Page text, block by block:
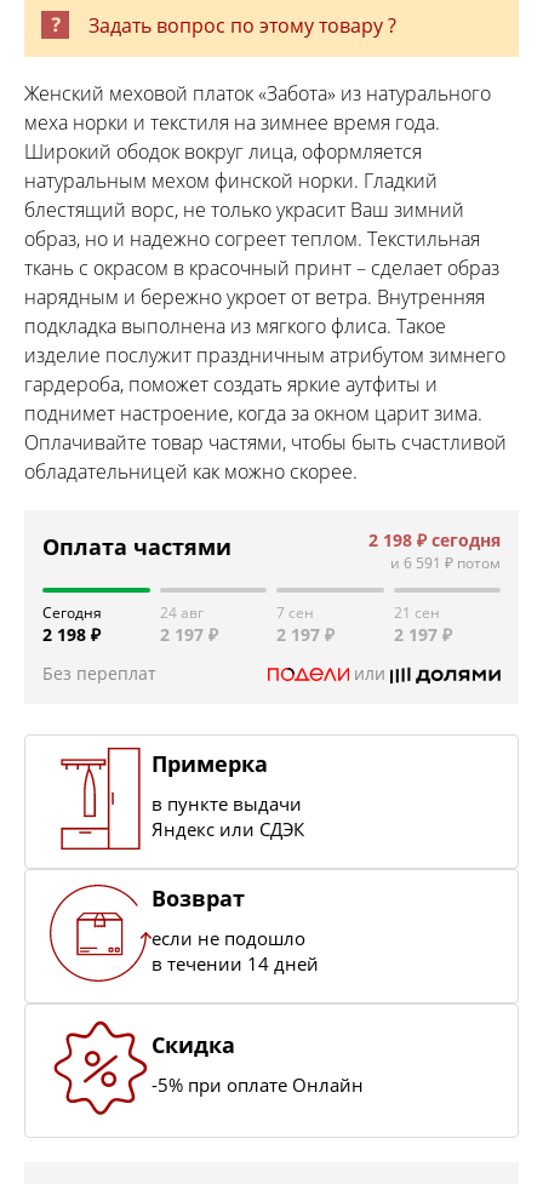
Задать вопрос по этому товару ?
Женский меховой платок «Забота» из натурального
меха норки и текстиля на зимнее время года.
Широкий ободок вокруг лица, оформляется
натуральным мехом финской норки. Гладкий
блестящий ворс, не только украсит Ваш зимний
образ, но и надежно согреет теплом. Текстильная
ткань с окрасом в красочный принт – сделает образ
нарядным и бережно укроет от ветра. Внутренняя
подкладка выполнена из мягкого флиса. Такое
изделие послужит праздничным атрибутом зимнего
гардероба, поможет создать яркие аутфиты и
поднимет настроение, когда за окном царит зима.
Оплачивайте товар частями, чтобы быть счастливой
обладательницей как можно скорее.
Оплата частями 2 198 ₽ сегодня
и 6 591 ₽ потом
Сегодня
2 198 ₽
24 авг
2 197 ₽
7 сен
2 197 ₽
21 сен
2 197 ₽
Без переплат
или
Примерка
в пункте выдачи
Яндекс или СДЭК
Возврат
если не подошло
в течении 14 дней
Скидка
-5% при оплате Онлайн